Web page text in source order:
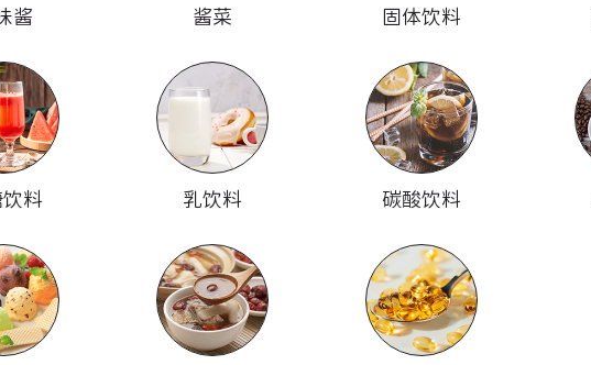
酱 酱菜 固体饮料
料 乳饮料 碳酸饮料